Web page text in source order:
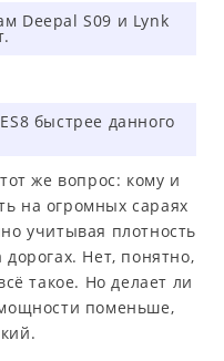
Deepal S09 и Lynk
быстрее данного
же вопрос: кому и
на огромных сараях
учитывая плотность
Нет, понятно,
такое. Но делает ли
поменьше,